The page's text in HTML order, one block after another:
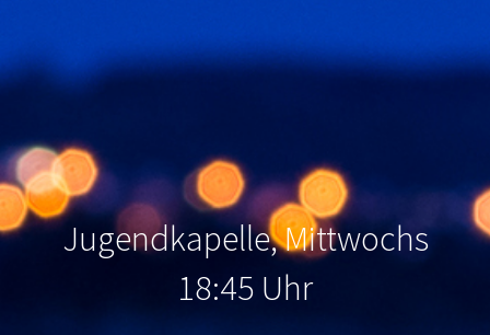
Jugendkapelle, Mittwochs
18:45 Uhr